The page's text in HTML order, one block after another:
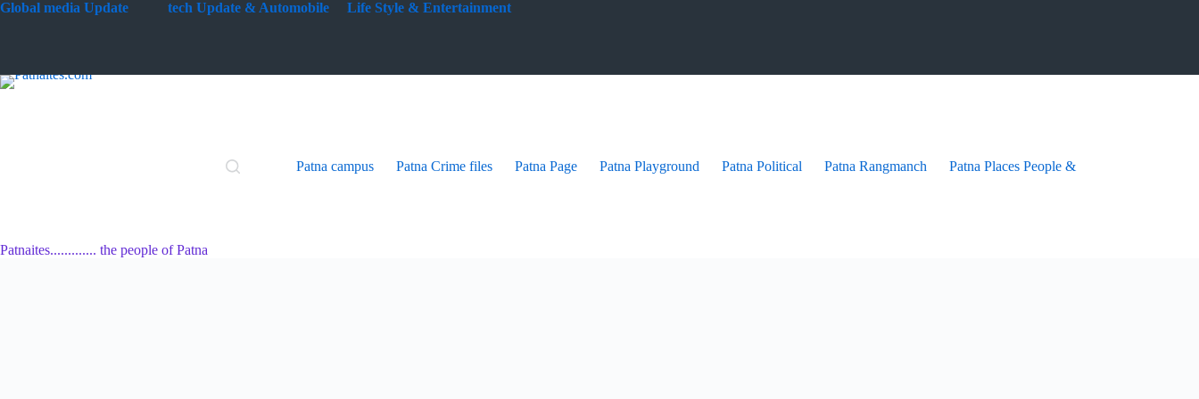
Skip
Global media Update tech Update & Automobile Life Style & Entertainment
Patnaites............. the people of Patna
Patna campus Patna Crime files Patna Page Patna Playground Patna Political Patna Rangmanch Patna Places People & festives